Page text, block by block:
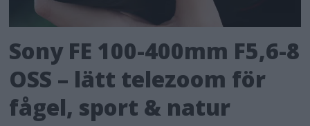
Sony FE 100-400mm F5,6-8
OSS – lätt telezoom för
fågel, sport & natur